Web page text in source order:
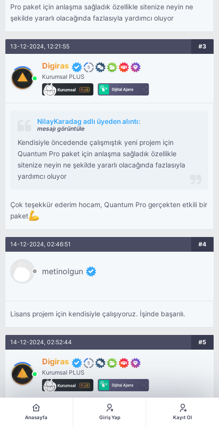
Pro paket için anlaşma sağladık özellikle sitenize neyin ne
şekilde yararlı olacağında fazlasıyla yardımcı oluyor
13-12-2024, 12:21:55 #3
Digiras
Kurumsal PLUS
NilayKaradag adlı üyeden alıntı:
mesajı görüntüle
Kendisiyle öncedende çalışmıştık yeni projem için
Quantum Pro paket için anlaşma sağladık özellikle
sitenize neyin ne şekilde yararlı olacağında fazlasıyla
yardımcı oluyor
Çok teşekkür ederim hocam, Quantum Pro gerçekten etkili bir
paket
14-12-2024, 02:46:51 #4
metinolgun
Lisans projem için kendisiyle çalışıyoruz. İşinde başarılı.
14-12-2024, 02:52:44 #5
Digiras
Kurumsal PLUS
metinolgun adlı üyeden alıntı:
Anasayfa Giriş Yap Kayıt Ol